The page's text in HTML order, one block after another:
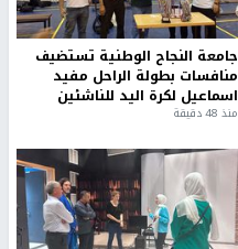
جامعة النجاح الوطنية تستضيف
منافسات بطولة الراحل مفيد
اسماعيل لكرة اليد للناشئين
منذ 48 دقيقة